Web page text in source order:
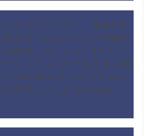
らマイプロパティ 毎月5万
み立てるオフショア保険の
開始しました に
【マレー
ショナルスクールを選ぶ時
2024年11月にマイプロパ
を作成しました | Shoply